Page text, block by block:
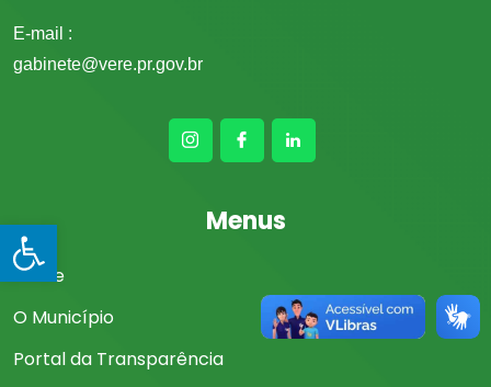
Open toolbar
E-mail :
gabinete@vere.pr.gov.br
Menus
Home
O Município
Portal da Transparência